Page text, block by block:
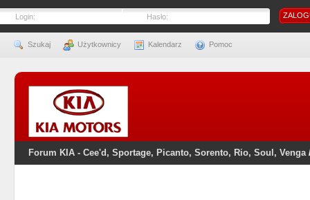
Login: Hasło:
Szukaj Użytkownicy Kalendarz Pomoc
Forum KIA - Cee'd, Sportage, Picanto, Sorento, Rio, Soul, Venga